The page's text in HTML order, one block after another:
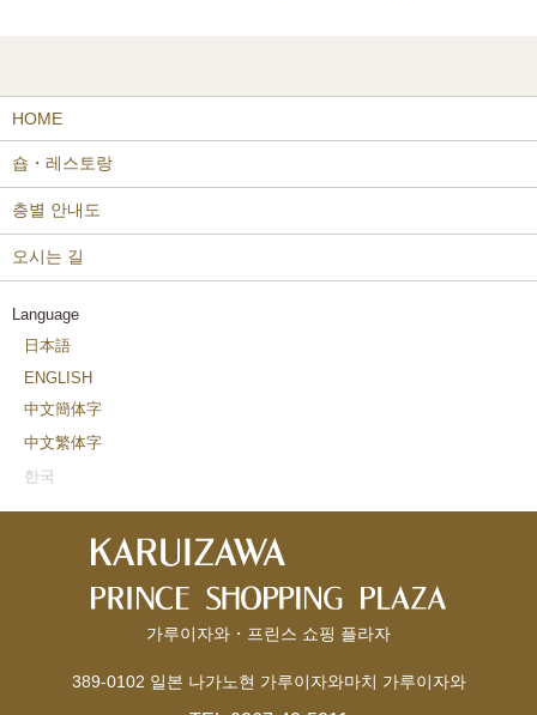
HOME
숍・레스토랑
층별 안내도
오시는 길
Language
日本語
ENGLISH
中文簡体字
中文繁体字
한국
가루이자와・프린스 쇼핑 플라자
389-0102 일본 나가노현 가루이자와마치 가루이자와